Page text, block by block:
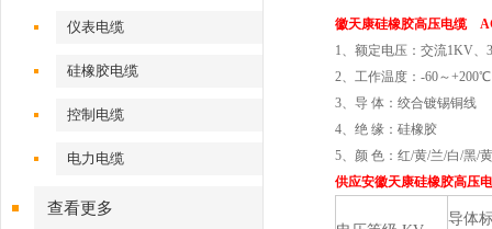
仪表电缆
硅橡胶电缆
控制电缆
电力电缆
查看更多
徽天康硅橡胶高压电缆
1、额定电压：交流1KV
2、工作温度：-60～+200℃
3、导 体：绞合镀锡铜线
4、绝 缘：硅橡胶
5、颜 色：红/黄/兰/白/黑/
供应安徽天康硅橡胶高压
导体